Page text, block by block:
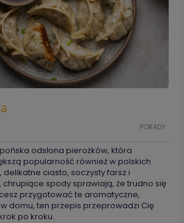
PORADY
odsłona pierożków, która
popularność również w polskich
delikatne ciasto, soczysty farsz i
spody sprawiają, że trudno się
przygotować te aromatyczne,
domu, ten przepis przeprowadzi Cię
po kroku.